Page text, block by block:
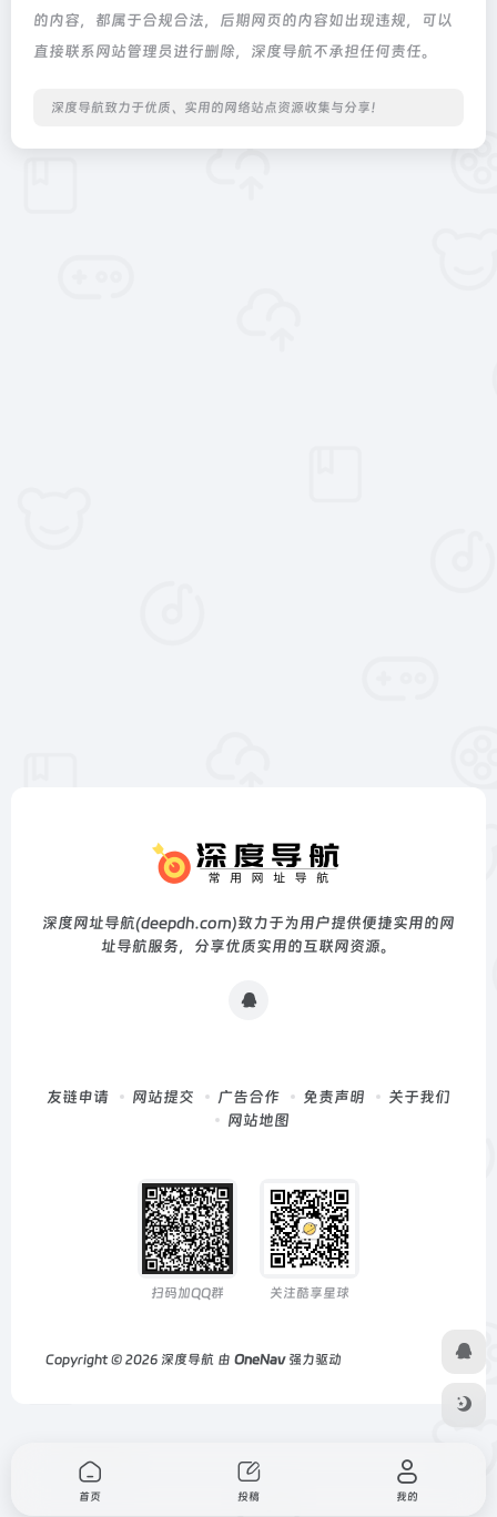
的内容，都属于合规合法，后期网页的内容如出现违规，可以
直接联系网站管理员进行删除，深度导航不承担任何责任。
深度导航致力于优质、实用的网络站点资源收集与分享！
深度网址导航(deepdh.com)致力于为用户提供便捷实用的网
址导航服务，分享优质实用的互联网资源。
友链申请 网站提交 广告合作 免责声明
关于我们
网站地图
扫码加QQ群 关注酷享星球
Copyright © 2026 深度导航 由 OneNav 强力驱动
首页 投稿 我的